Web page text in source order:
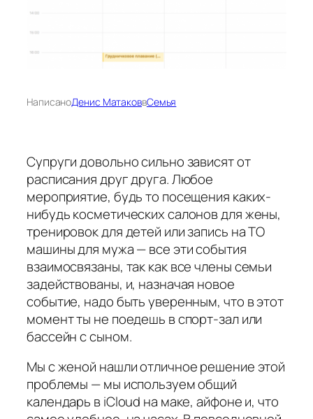
НаписаноДенис МатаковвСемья
Супруги довольно сильно зависят от
расписания друг друга. Любое
мероприятие, будь то посещения каких-
нибудь косметических салонов для жены,
тренировок для детей или запись на ТО
машины для мужа — все эти события
взаимосвязаны, так как все члены семьи
задействованы, и, назначая новое
событие, надо быть уверенным, что в этот
момент ты не поедешь в спорт-зал или
бассейн с сыном.
Мы с женой нашли отличное решение этой
проблемы — мы используем общий
календарь в iCloud на маке, айфоне и, что